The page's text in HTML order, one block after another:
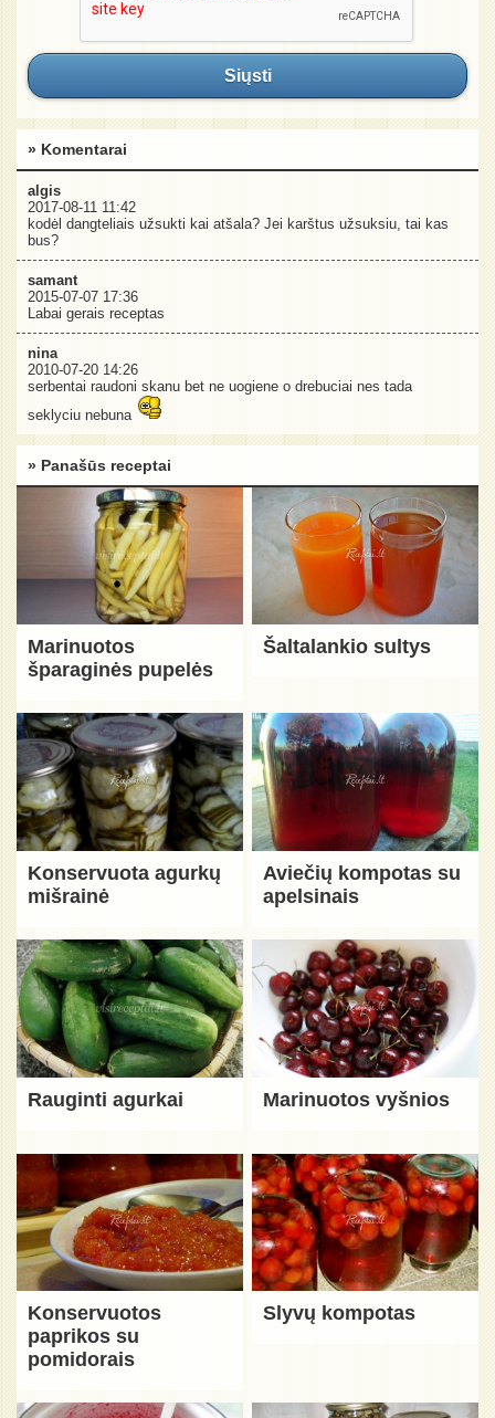
Siųsti
» Komentarai
algis
2017-08-11 11:42
kodėl dangteliais užsukti kai atšala? Jei karštus užsuksiu, tai kas
bus?
samant
2015-07-07 17:36
Labai gerais receptas
nina
2010-07-20 14:26
serbentai raudoni skanu bet ne uogiene o drebuciai nes tada
seklyciu nebuna
» Panašūs receptai
Marinuotos
šparaginės pupelės
Šaltalankio sultys
Konservuota agurkų
mišrainė
Aviečių kompotas su
apelsinais
Rauginti agurkai Marinuotos vyšnios
Konservuotos
paprikos su
pomidorais
Slyvų kompotas